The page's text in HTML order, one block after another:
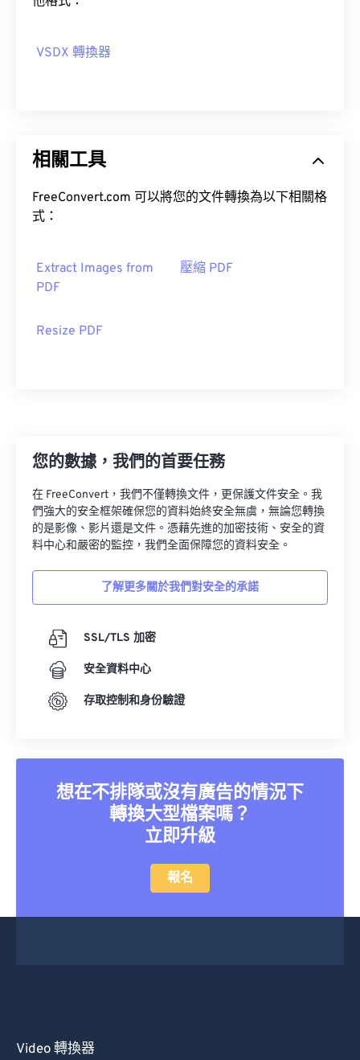
VSDX 轉換器
相關工具
FreeConvert.com 可以將您的文件轉換為以下相關格
式：
Extract Images from
PDF
壓縮 PDF
Resize PDF
您的數據，我們的首要任務
在 FreeConvert，我們不僅轉換文件，更保護文件安全。我
們強大的安全框架確保您的資料始終安全無虞，無論您轉換
的是影像、影片還是文件。憑藉先進的加密技術、安全的資
料中心和嚴密的監控，我們全面保障您的資料安全。
了解更多關於我們對安全的承諾
SSL/TLS 加密
安全資料中心
存取控制和身份驗證
想在不排隊或沒有廣告的情況下
轉換大型檔案嗎？
立即升級
報名
Video 轉換器